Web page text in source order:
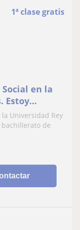
1ª clase gratis
en la
Estoy
de
Universidad Rey
bachillerato de